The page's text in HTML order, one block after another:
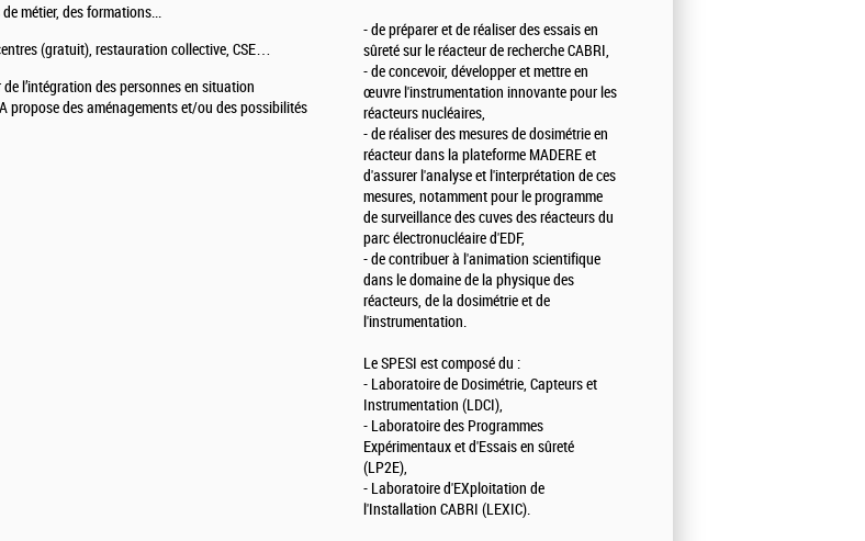
métier, des formations...
(gratuit), restauration collective, CSE…
l’intégration des personnes en situation
propose des aménagements et/ou des possibilités
- de préparer et de réaliser des essais en
sûreté sur le réacteur de recherche CABRI,
- de concevoir, développer et mettre en
œuvre l'instrumentation innovante pour les
réacteurs nucléaires,
- de réaliser des mesures de dosimétrie en
réacteur dans la plateforme MADERE et
d'assurer l'analyse et l'interprétation de ces
mesures, notamment pour le programme
de surveillance des cuves des réacteurs du
parc électronucléaire d'EDF,
- de contribuer à l'animation scientifique
dans le domaine de la physique des
réacteurs, de la dosimétrie et de
l'instrumentation.
Le SPESI est composé du :
- Laboratoire de Dosimétrie, Capteurs et
Instrumentation (LDCI),
- Laboratoire des Programmes
Expérimentaux et d'Essais en sûreté
(LP2E),
- Laboratoire d'EXploitation de
l'Installation CABRI (LEXIC).